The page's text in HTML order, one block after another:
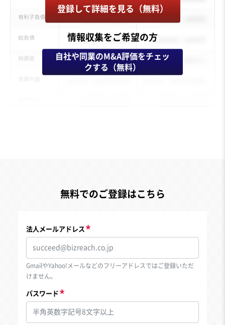
登録して詳細を見る（無料）
情報収集をご希望の方
自社や同業のM&A評価をチェッ
クする（無料）
無料でのご登録はこちら
法人メールアドレス
GmailやYahoo!メールなどのフリーアドレスではご登録いただ
けません。
パスワード